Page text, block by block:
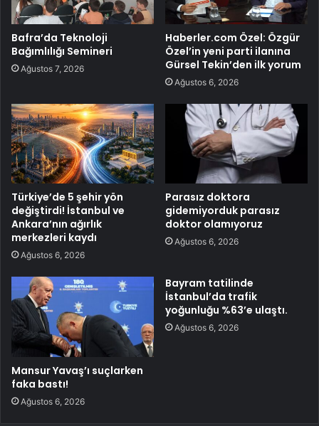
Bafra’da Teknoloji
Bağımlılığı Semineri
Ağustos 7, 2026
Haberler.com Özel: Özgür
Özel’in yeni parti ilanına
Gürsel Tekin’den ilk yorum
Ağustos 6, 2026
Türkiye’de 5 şehir yön
değiştirdi! İstanbul ve
Ankara’nın ağırlık
merkezleri kaydı
Ağustos 6, 2026
Parasız doktora
gidemiyorduk parasız
doktor olamıyoruz
Ağustos 6, 2026
Mansur Yavaş’ı suçlarken
faka bastı!
Ağustos 6, 2026
Bayram tatilinde
İstanbul’da trafik
yoğunluğu %63’e ulaştı.
Ağustos 6, 2026